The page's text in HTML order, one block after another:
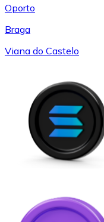
Oporto
Braga
Viana do Castelo